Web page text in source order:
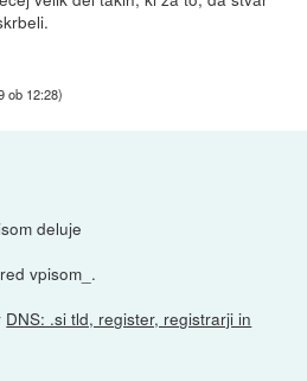
ob 12:28)
deluje
vpisom_.
DNS: .si tld, register, registrarji in